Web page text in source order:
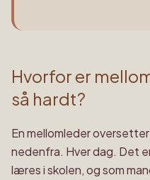
Hvorfor er
så hardt?
En mellomleder
nedenfra. Hver dag. Det
læres i skolen, og som